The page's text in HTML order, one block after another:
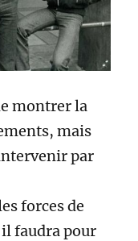
montrer la
mais
par
forces de
faudra pour